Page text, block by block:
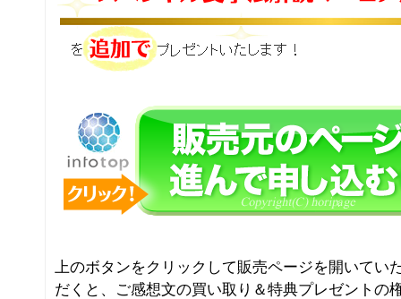
上のボタンをクリックして販売ページを開いてい
だくと、ご感想文の買い取り＆特典プレゼントの